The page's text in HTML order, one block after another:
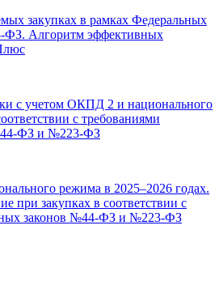
закупках в рамках Федеральных
Алгоритм эффективных
с учетом ОКПД 2 и национального
с требованиями
ФЗ и №223-ФЗ
режима в 2025–2026 годах.
при закупках в соответствии с
законов №44-ФЗ и №223-ФЗ